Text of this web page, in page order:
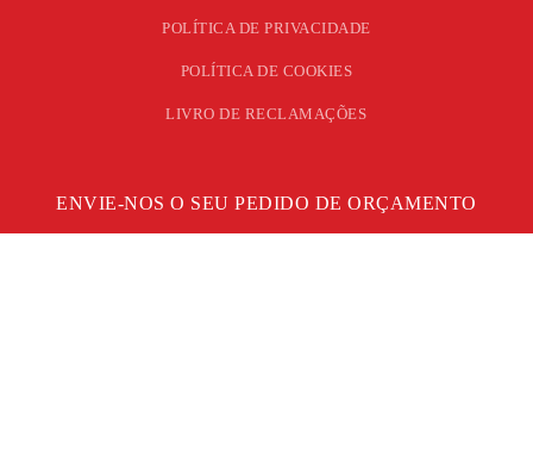
POLÍTICA DE PRIVACIDADE
POLÍTICA DE COOKIES
LIVRO DE RECLAMAÇÕES
ENVIE-NOS O SEU PEDIDO DE ORÇAMENTO